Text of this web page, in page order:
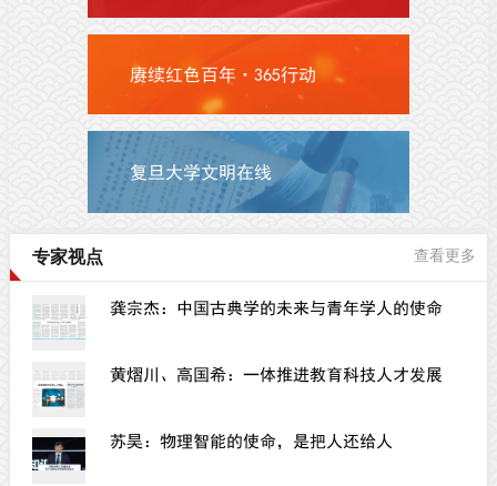
赓续红色百年·365行动
复旦大学文明在线
专家视点 查看更多
龚宗杰：中国古典学的未来与青年学人的使命
黄熠川、高国希：一体推进教育科技人才发展
苏昊：物理智能的使命，是把人还给人